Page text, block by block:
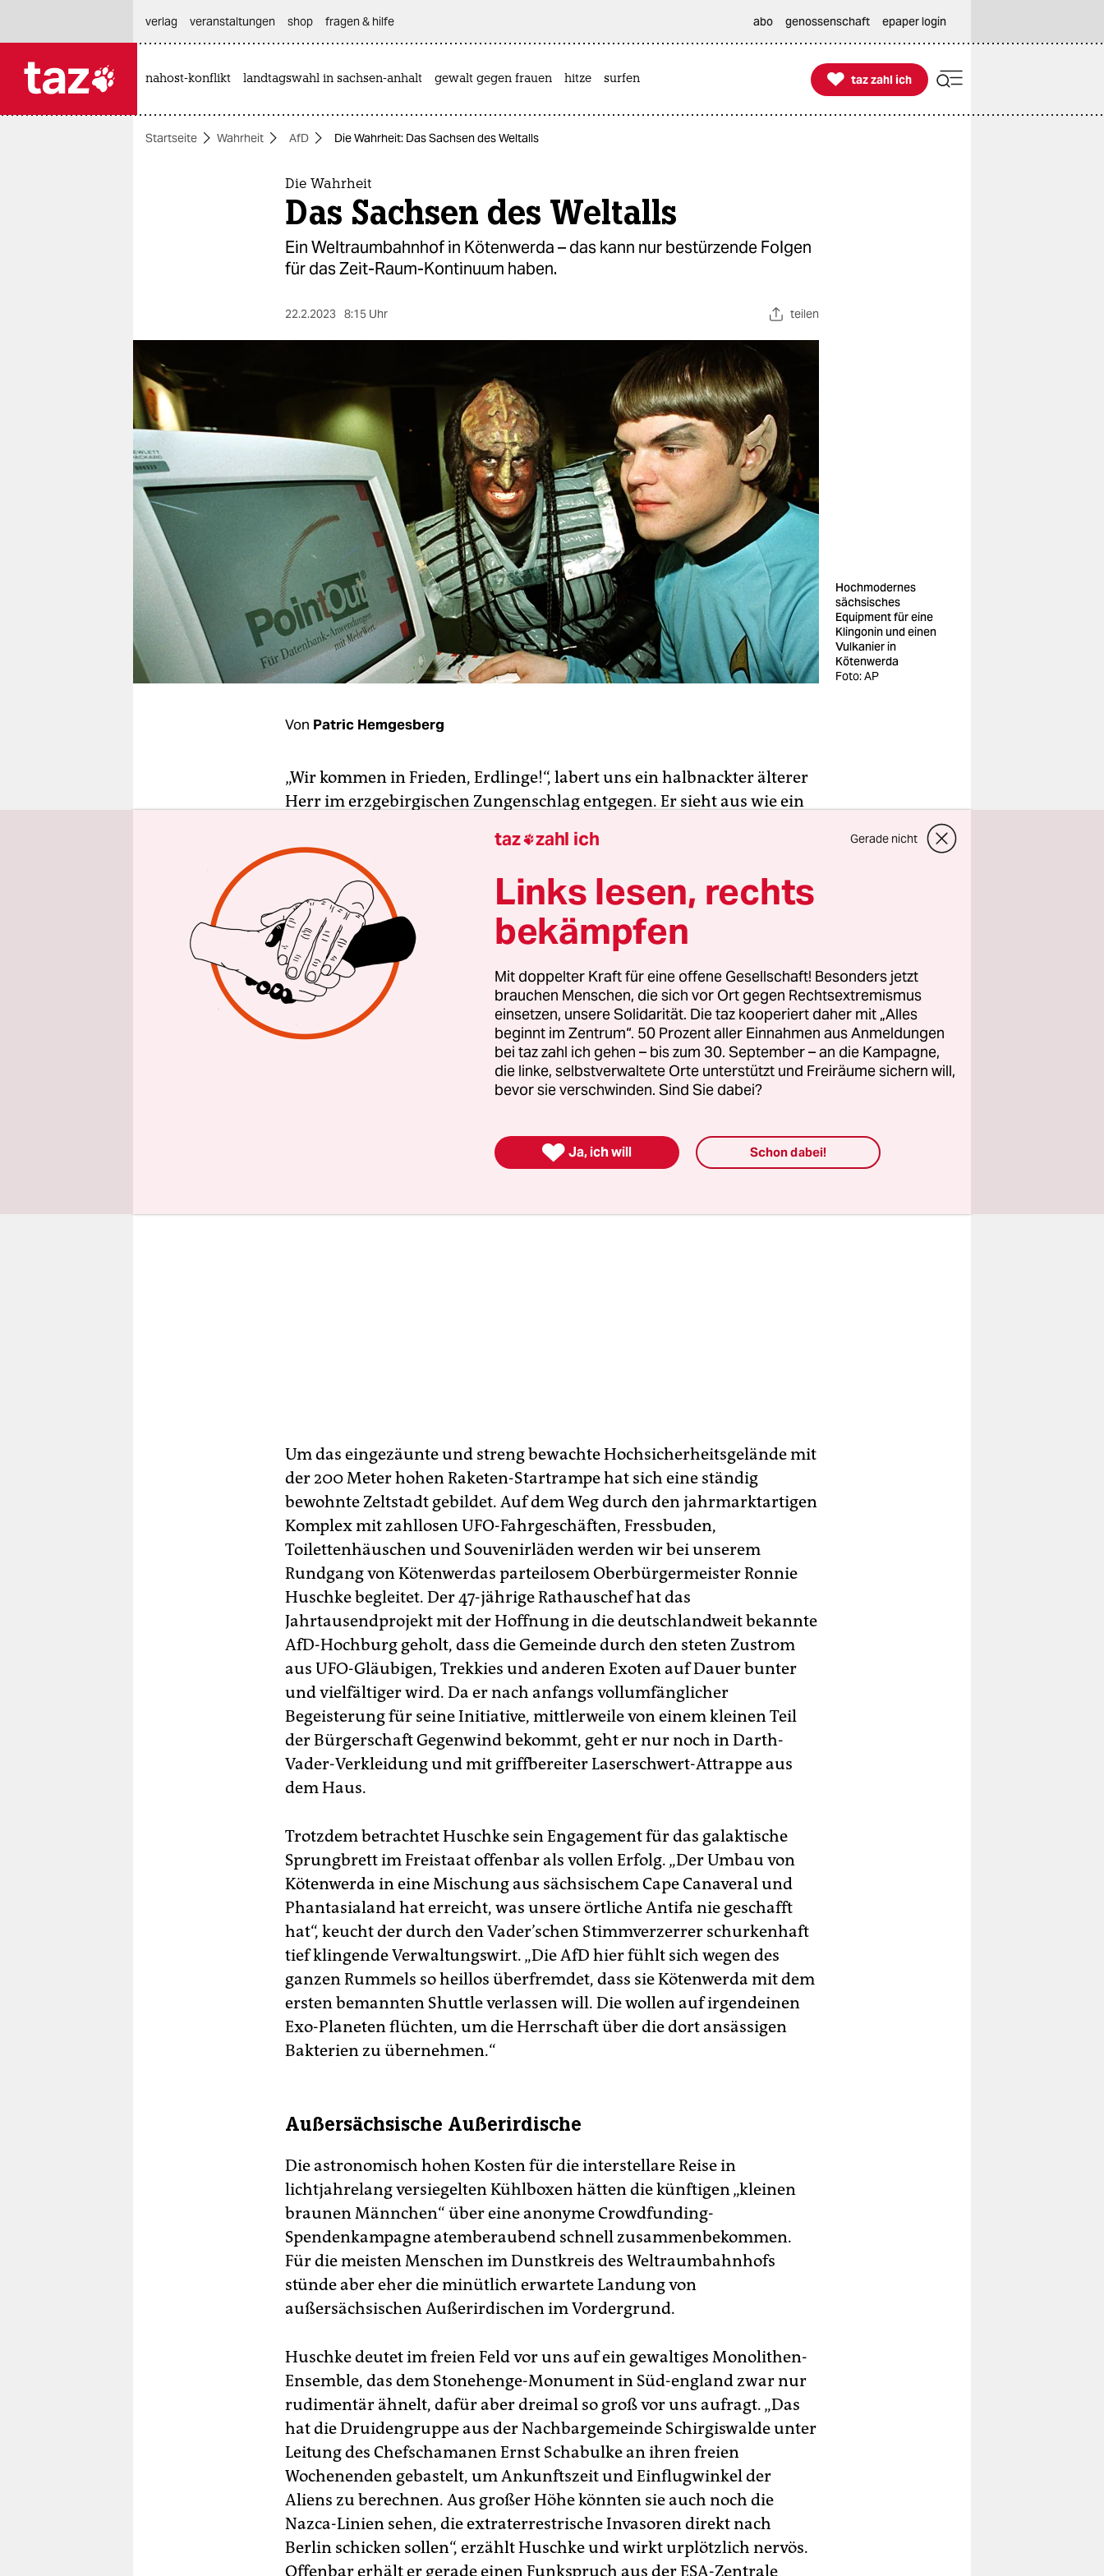
themen
berlin
nord
wahrheit
verlag
verlag
veranstaltungen
shop
fragen & hilfe
unterstützen
abo
verlag
veranstaltungen shop fragen & hilfe abo genossenschaft epaper login
nahost-konflikt landtagswahl in sachsen-anhalt gewalt gegen frauen hitze surfen 
taz zahl ich
taz zahl ich
Startseite Wahrheit AfD Die Wahrheit: Das Sachsen des Weltalls
Die Wahrheit
Das Sachsen des Weltalls
Ein Weltraumbahnhof in Kötenwerda – das kann nur bestürzende Folgen
für das Zeit-Raum-Kontinuum haben.
22.2.2023 8:15 Uhr teilen
Hochmodernes
sächsisches
Equipment für eine
Klingonin und einen
Vulkanier in
Kötenwerda
Foto: AP
Von Patric Hemgesberg
„Wir kommen in Frieden, Erdlinge!“, labert uns ein halbnackter älterer
Herr im erzgebirgischen Zungenschlag entgegen. Er sieht aus wie ein
geschraubten Drahtfühler wackeln, während er sich mit
ausgestreckten Händen auf uns zubewegt, um uns zu umarmen. Wir
weichen gekonnt aus.
Der erleuchtete Mann ist nicht der erste Irre, dem wir heute begegnen.
Das Gelände wimmelt dermaßen vor Vulkaniern, Jedis, Klingonen,
latschentragenden Apokalypse-Predigern und versprengten Elvis-
Imitatoren, dass wir in Turnschuhen und grauen Parkas als schrille
Exoten aus der Masse herausstechen. Seitdem vor wenigen Monaten
im oberlausitzischen Kötenwerda der erste deutsche
Weltraumbahnhof in Betrieb genommen wurde, pilgern Tag für Tag
Um das eingezäunte und streng bewachte Hochsicherheitsgelände mit
der 200 Meter hohen Raketen-Startrampe hat sich eine ständig
bewohnte Zeltstadt gebildet. Auf dem Weg durch den jahrmarktartigen
Komplex mit zahllosen UFO-Fahrgeschäften, Fressbuden,
Toilettenhäuschen und Souvenirläden werden wir bei unserem
Rundgang von Kötenwerdas parteilosem Oberbürgermeister Ronnie
Huschke begleitet. Der 47-jährige Rathauschef hat das
Jahrtausendprojekt mit der Hoffnung in die deutschlandweit bekannte
AfD-Hochburg geholt, dass die Gemeinde durch den steten Zustrom
aus UFO-Gläubigen, Trekkies und anderen Exoten auf Dauer bunter
und vielfältiger wird. Da er nach anfangs vollumfänglicher
Begeisterung für seine Initiative, mittlerweile von einem kleinen Teil
der Bürgerschaft Gegenwind bekommt, geht er nur noch in Darth-
Vader-Verkleidung und mit griffbereiter Laserschwert-Attrappe aus
dem Haus.
Trotzdem betrachtet Huschke sein Engagement für das galaktische
Sprungbrett im Freistaat offenbar als vollen Erfolg. „Der Umbau von
Kötenwerda in eine Mischung aus sächsischem Cape Canaveral und
Phantasialand hat erreicht, was unsere örtliche Antifa nie geschafft
hat“, keucht der durch den Vader’schen Stimmverzerrer schurkenhaft
tief klingende Verwaltungswirt. „Die AfD hier fühlt sich wegen des
ganzen Rummels so heillos überfremdet, dass sie Kötenwerda mit dem
ersten bemannten Shuttle verlassen will. Die wollen auf irgendeinen
Exo-Planeten flüchten, um die Herrschaft über die dort ansässigen
Bakterien zu übernehmen.“
Außersächsische Außerirdische
Die astronomisch hohen Kosten für die interstellare Reise in
lichtjahrelang versiegelten Kühlboxen hätten die künftigen „kleinen
braunen Männchen“ über eine anonyme Crowdfunding-
Spendenkampagne atemberaubend schnell zusammenbekommen.
Für die meisten Menschen im Dunstkreis des Weltraumbahnhofs
stünde aber eher die minütlich erwartete Landung von
außersächsischen Außerirdischen im Vordergrund.
Huschke deutet im freien Feld vor uns auf ein gewaltiges Monolithen-
Ensemble, das dem Stonehenge-Monument in Süd-england zwar nur
rudimentär ähnelt, dafür aber dreimal so groß vor uns aufragt. „Das
hat die Druidengruppe aus der Nachbargemeinde Schirgiswalde unter
Leitung des Chefschamanen Ernst Schabulke an ihren freien
Wochenenden gebastelt, um Ankunftszeit und Einflugwinkel der
Aliens zu berechnen. Aus großer Höhe könnten sie auch noch die
Nazca-Linien sehen, die extraterrestrische Invasoren direkt nach
Berlin schicken sollen“, erzählt Huschke und wirkt urplötzlich nervös.
Offenbar erhält er gerade einen Funkspruch aus der ESA-Zentrale
taz zahl ich Gerade nicht
Links lesen, rechts
bekämpfen
Mit doppelter Kraft für eine offene Gesellschaft! Besonders jetzt
brauchen Menschen, die sich vor Ort gegen Rechtsextremismus
einsetzen, unsere Solidarität. Die taz kooperiert daher mit „Alles
beginnt im Zentrum“. 50 Prozent aller Einnahmen aus Anmeldungen
bei taz zahl ich gehen – bis zum 30. September – an die Kampagne,
die linke, selbstverwaltete Orte unterstützt und Freiräume sichern will,
bevor sie verschwinden. Sind Sie dabei?
 Ja, ich will Schon dabei!